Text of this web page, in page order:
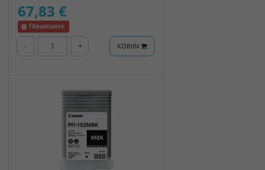
67,83 €
Tilaustuote
- + KORIIN